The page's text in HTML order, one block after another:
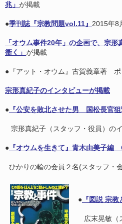
兆」 が掲載
●季刊誌『宗教問題vol.11』 2015年8
「オウム事件20年」の企画で、宗
衝く」 が掲載
●『アット・オウム』古賀義章著
宗形真紀子のインタビューが掲載
● 『公安を敗北させた男 国松長官狙
宗形真紀子（スタッフ・役員）の
● 『オウムを生きて』青木由美子
ひかりの輪の会員２名(スタッフ・
● 『図説 宗
広末晃敏（